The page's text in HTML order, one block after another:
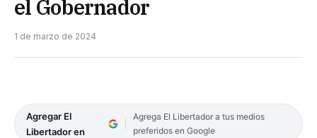
el Gobernador
1 de marzo de 2024
Agregar El
Libertador en
Agrega El Libertador a tus medios
preferidos en Google